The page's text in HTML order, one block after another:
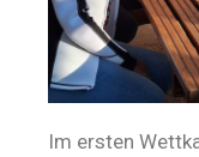
Im ersten